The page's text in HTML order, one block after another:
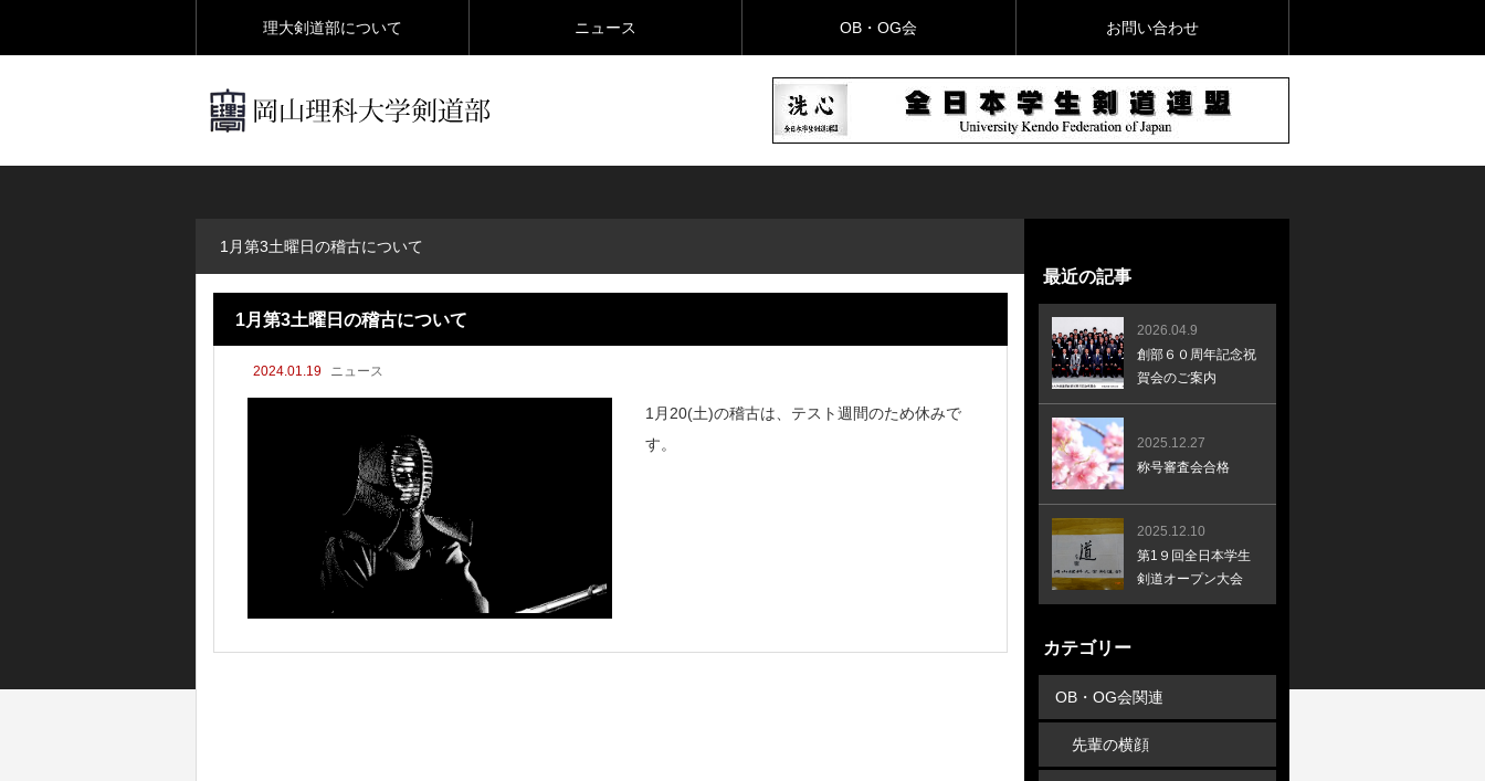
理大剣道部について ニュース OB・OG会 お問い合わせ
1月第3土曜日の稽古について
1月第3土曜日の稽古について
2024.01.19 ニュース
1月20(土)の稽古は、テスト週間のため休みで
す。
最近の記事
2026.04.9
創部６０周年記念祝
賀会のご案内
2025.12.27
称号審査会合格
2025.12.10
第1９回全日本学生
剣道オープン大会
カテゴリー
OB・OG会関連
先輩の横顔